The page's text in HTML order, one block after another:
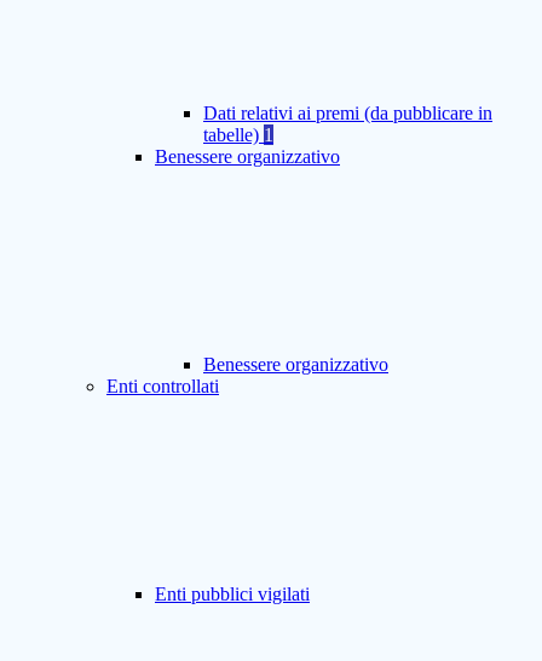
Dati relativi ai premi (da pubblicare in
tabelle) 1
Benessere organizzativo
Benessere organizzativo
Enti controllati
Enti pubblici vigilati